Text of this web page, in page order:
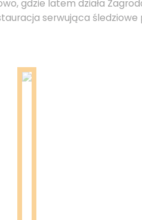
gdzie latem działa
serwująca śledziowe